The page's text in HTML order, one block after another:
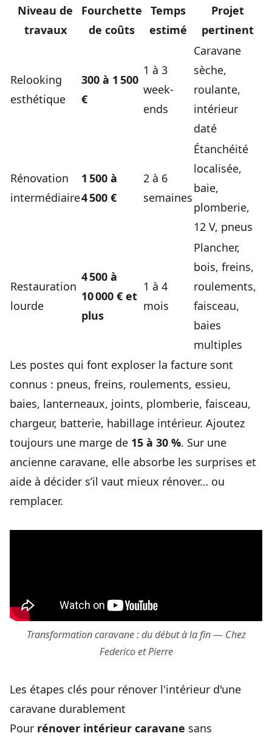
Niveau de
travaux
Fourchette
de coûts
Temps
estimé
Projet
pertinent
Relooking
esthétique
300 à 1 500
€
1 à 3
week-
ends
Caravane
sèche,
roulante,
intérieur
daté
Rénovation
intermédiaire
1 500 à
4 500 €
2 à 6
semaines
Étanchéité
localisée,
baie,
plomberie,
12 V, pneus
Restauration
lourde
4 500 à
10 000 € et
plus
1 à 4
mois
Plancher,
bois, freins,
roulements,
faisceau,
baies
multiples
Les postes qui font exploser la facture sont
connus : pneus, freins, roulements, essieu,
baies, lanterneaux, joints, plomberie, faisceau,
chargeur, batterie, habillage intérieur. Ajoutez
toujours une marge de 15 à 30 %. Sur une
ancienne caravane, elle absorbe les surprises et
aide à décider s’il vaut mieux rénover… ou
remplacer.
Transformation caravane : du début à la fin — Chez
Federico et Pierre
Les étapes clés pour rénover l'intérieur d'une
caravane durablement
Pour rénover intérieur caravane sans